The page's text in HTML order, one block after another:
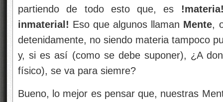
partiendo de todo esto que, es
inmaterial! Eso que algunos llaman Mente,
detenidamente, no siendo materia tampoco
y, si es así (como se debe suponer), ¿A
físico), se va para siemre?
Bueno, lo mejor es pensar que, nuestras